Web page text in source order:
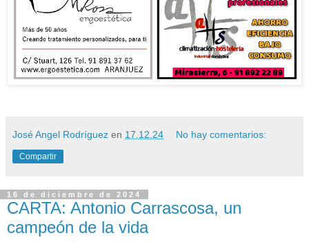
José Angel Rodríguez en 17.12.24 No hay comentarios:
Compartir
16 de diciembre de 2024
CARTA: Antonio Carrascosa, un
campeón de la vida